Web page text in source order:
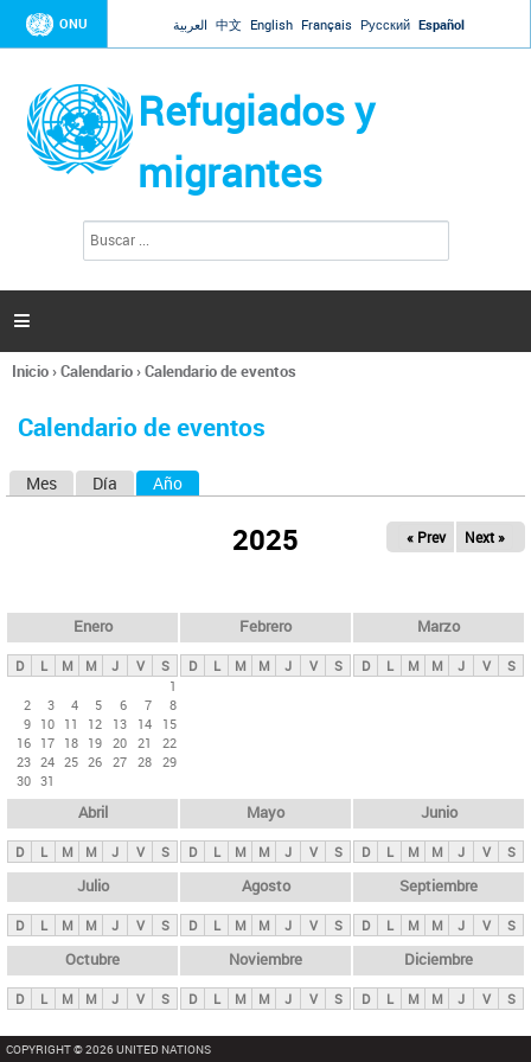
Jump to navigation
ONU العربية 中文 English Français Русский Español
Refugiados y
migrantes
l
d
s

Se
usted
Inicio›Calendario›Calendario de eventos
Calendario de eventos
s
p
n
c
i
p
l
e
s
Mes Día Año
2025 « Prev Next »
Enero
D L M M J V
S
1
2
3 4 5 6 7
8
9 10 11 12 13 14
15
16 17 18 19 20 21
22
23 24 25 26 27 28 29
30 31
Febrero
D L M M J V S
Marzo
D L M M J V S
Abril
D L M M J V S
Mayo
D L M M J V S
Junio
D L M M J V S
Julio
D L M M J V S
Agosto
D L M M J V S
Septiembre
D L M M J V S
Octubre
D L M M J V S
Noviembre
D L M M J V S
Diciembre
D L M M J V S
COPYRIGHT © 2026 UNITED NATIONS